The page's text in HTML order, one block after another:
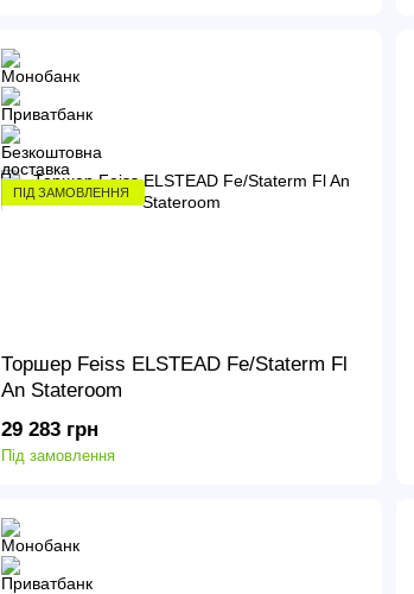
ПІД ЗАМОВЛЕННЯ
Торшер Feiss ELSTEAD Fe/Staterm Fl
An Stateroom
29 283 грн
Під замовлення